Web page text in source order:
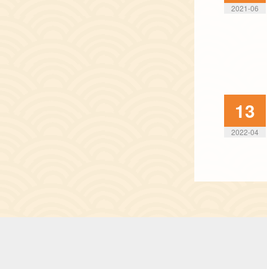
2021-06
13
2022-04